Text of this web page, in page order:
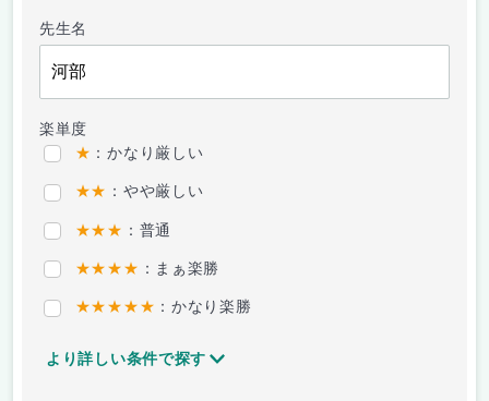
先生名
楽単度
★ ：かなり厳しい
★★ ：やや厳しい
★★★ ：普通
★★★★ ：まぁ楽勝
★★★★★ ：かなり楽勝
より詳しい条件で探す